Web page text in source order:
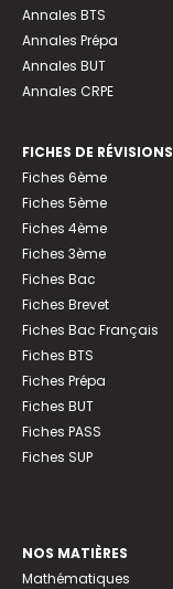
Annales BTS
Annales Prépa
Annales BUT
Annales CRPE
FICHES DE RÉVISIONS
Fiches 6ème
Fiches 5ème
Fiches 4ème
Fiches 3ème
Fiches Bac
Fiches Brevet
Fiches Bac Français
Fiches BTS
Fiches Prépa
Fiches BUT
Fiches PASS
Fiches SUP
NOS MATIÈRES
Mathématiques